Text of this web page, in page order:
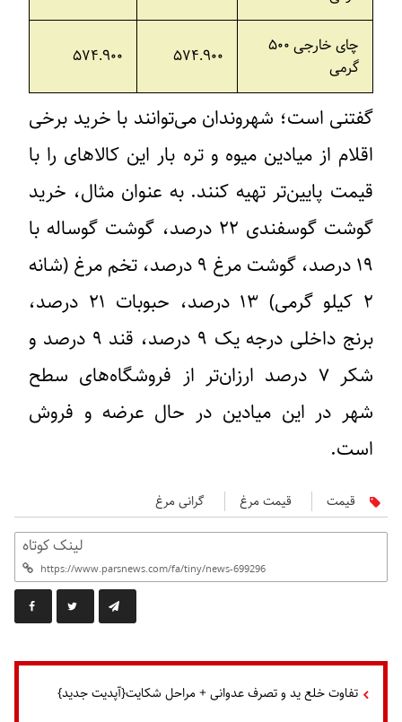
چای خارجی ۵۰۰
گرمی
۵۷۴.۹۰۰ ۵۷۴.۹۰۰
گفتنی است؛ شهروندان می‌توانند با خرید برخی
اقلام از میادین میوه و تره بار این کالاهای را با
قیمت پایین‌تر تهیه کنند. به عنوان مثال، خرید
گوشت گوسفندی ۲۲ درصد، گوشت گوساله با
۱۹ درصد، گوشت مرغ ۹ درصد، تخم مرغ (شانه
۲ کیلو گرمی) ۱۳ درصد، حبوبات ۲۱ درصد،
برنج داخلی درجه یک ۹ درصد، قند ۹ درصد و
شکر ۷ درصد ارزان‌تر از فروشگاه‌های سطح
شهر در این میادین در حال عرضه و فروش
است.
قیمت قیمت مرغ گرانی مرغ
لینک کوتاه
تفاوت خلع ید و تصرف عدوانی + مراحل شکایت{آپدیت جدید}